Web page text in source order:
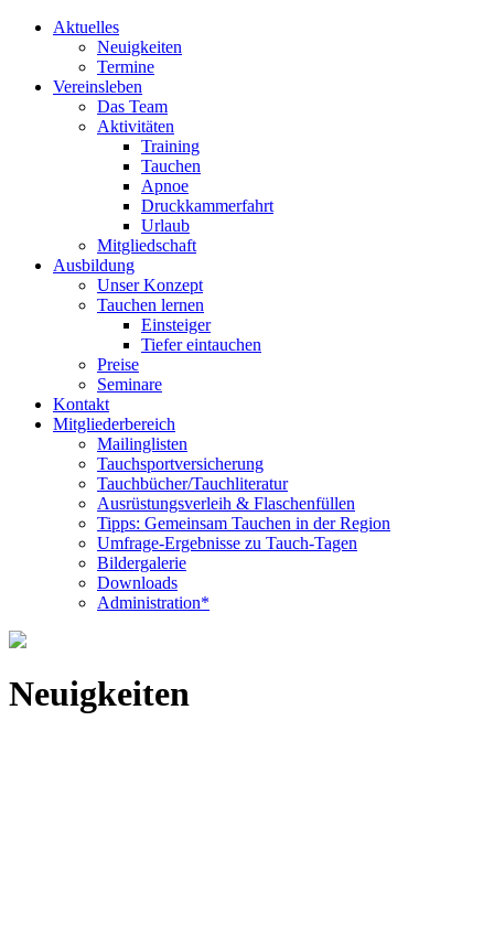
Aktuelles
Neuigkeiten
Termine
Vereinsleben
Das Team
Aktivitäten
Training
Tauchen
Apnoe
Druckkammerfahrt
Urlaub
Mitgliedschaft
Ausbildung
Unser Konzept
Tauchen lernen
Einsteiger
Tiefer eintauchen
Preise
Seminare
Kontakt
Mitgliederbereich
Mailinglisten
Tauchsportversicherung
Tauchbücher/Tauchliteratur
Ausrüstungsverleih & Flaschenfüllen
Tipps: Gemeinsam Tauchen in der Region
Umfrage-Ergebnisse zu Tauch-Tagen
Bildergalerie
Downloads
Administration*
Neuigkeiten